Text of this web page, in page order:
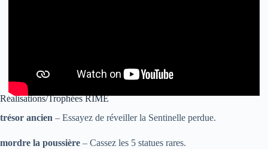
Réalisations/Trophées RIME
trésor ancien – Essayez de réveiller la Sentinelle perdue.
mordre la poussière – Cassez les 5 statues rares.